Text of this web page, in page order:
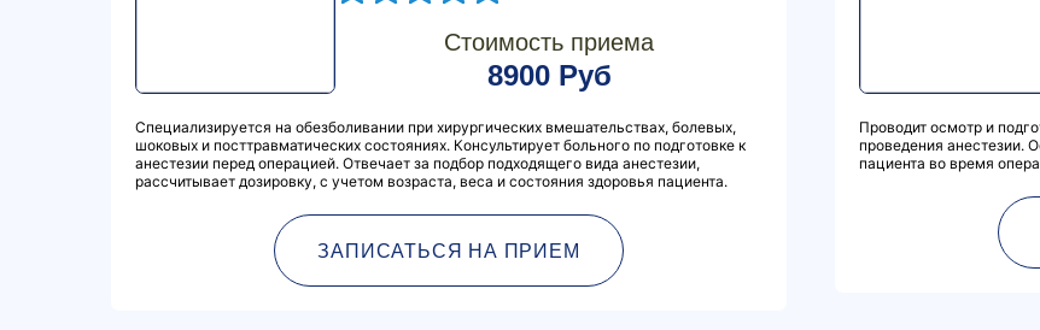
Стоимость приема
8900 Руб
Специализируется на обезболивании при хирургических вмешательствах, болевых,
шоковых и посттравматических состояниях. Консультирует больного по подготовке к
анестезии перед операцией. Отвечает за подбор подходящего вида анестезии,
рассчитывает дозировку, с учетом возраста, веса и состояния здоровья пациента.
ЗАПИСАТЬСЯ НА ПРИЕМ
Проводит осмотр и
проведения анестезии.
пациента во время